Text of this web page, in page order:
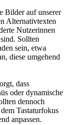
Bilder auf unserer
Alternativtexten
Nutzerinnen
Sollten
sein, etwa
diese umgehend
dass
oder dynamische
dennoch
Tastaturfokus
anpassen.